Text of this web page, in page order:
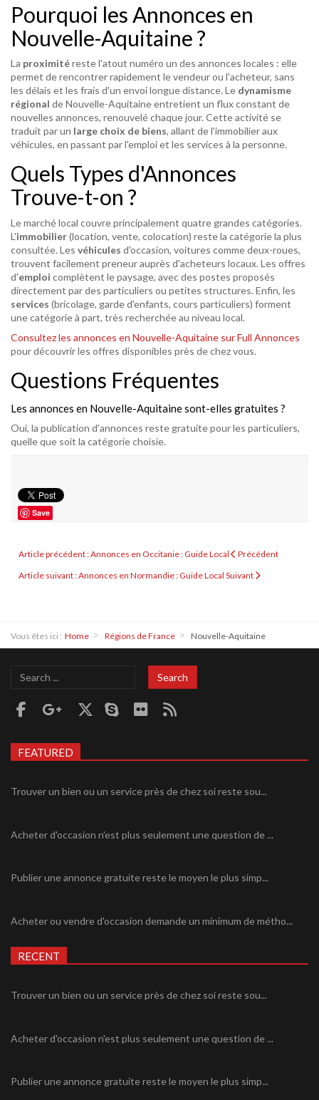
Pourquoi les Annonces en
Nouvelle-Aquitaine ?
La proximitéreste l'atout numéro un des annonces locales : elle
permet de rencontrer rapidement le vendeur ou l'acheteur, sans
les délais et les frais d'un envoi longue distance. Le dynamisme
régional de Nouvelle-Aquitaine entretient un flux constant de
nouvelles annonces, renouvelé chaque jour. Cette activité se
traduit par un large choix de biens, allant de l'immobilier aux
véhicules, en passant par l'emploi et les services à la personne.
Quels Types d'Annonces
Trouve-t-on ?
Le marché local couvre principalement quatre grandes catégories.
L'immobilier(location, vente, colocation) reste la catégorie la plus
consultée. Les véhicules d'occasion, voitures comme deux-roues,
trouvent facilement preneur auprès d'acheteurs locaux. Les offres
d'emploi complètent le paysage, avec des postes proposés
directement par des particuliers ou petites structures. Enfin, les
services (bricolage, garde d'enfants, cours particuliers) forment
une catégorie à part, très recherchée au niveau local.
Consultez les annonces en Nouvelle-Aquitaine sur Full Annonces
pour découvrir les offres disponibles près de chez vous.
Questions Fréquentes
Les annonces en Nouvelle-Aquitaine sont-elles gratuites ?
Oui, la publication d'annonces reste gratuite pour les particuliers,
quelle que soit la catégorie choisie.
Save
Article précédent : Annonces en Occitanie : Guide Local
Précédent
Article suivant : Annonces en Normandie : Guide Local Suivant
Vous êtes ici : Home Régions de France Nouvelle-Aquitaine
Search
Search
FEATURED
Trouver un bien ou un service près de chez soi reste sou...
Acheter d'occasion n'est plus seulement une question de ...
Publier une annonce gratuite reste le moyen le plus simp...
Acheter ou vendre d'occasion demande un minimum de métho...
RECENT
Trouver un bien ou un service près de chez soi reste sou...
Acheter d'occasion n'est plus seulement une question de ...
Publier une annonce gratuite reste le moyen le plus simp...